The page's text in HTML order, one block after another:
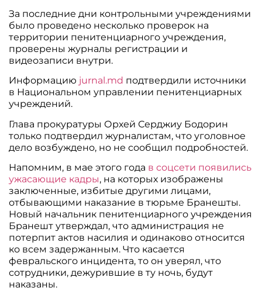
За последние дни контрольными учреждениями
было проведено несколько проверок на
территории пенитенциарного учреждения,
проверены журналы регистрации и
видеозаписи внутри.
Информацию jurnal.md подтвердили источники
в Национальном управлении пенитенциарных
учреждений.
Глава прокуратуры Орхей Серджиу Бодорин
только подтвердил журналистам, что уголовное
дело возбуждено, но не сообщил подробностей.
Напомним, в мае этого года в соцсети появились
ужасающие кадры, на которых изображены
заключенные, избитые другими лицами,
отбывающими наказание в тюрьме Бранешты.
Новый начальник пенитенциарного учреждения
Бранешт утверждал, что администрация не
потерпит актов насилия и одинаково относится
ко всем задержанным. Что касается
февральского инцидента, то он уверял, что
сотрудники, дежурившие в ту ночь, будут
наказаны.